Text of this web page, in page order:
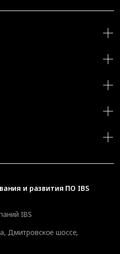
и развития ПО IBS
IBS
, Дмитровское шоссе,